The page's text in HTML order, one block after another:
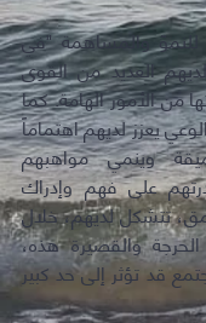
للنموّ والمساهمة "في
العديد من القوى
من الأمور الهامة. كما
يعزز لديهم اهتماماً
وينمي مواهبهم
على فهم وإدراك
تتشكل لديهم، خلال
والقصيرة هذه،
قد تؤثر إلى حد كبير